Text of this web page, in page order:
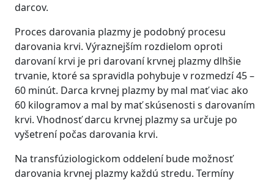
darcov.
Proces darovania plazmy je podobný procesu
darovania krvi. Výraznejším rozdielom oproti
darovaní krvi je pri darovaní krvnej plazmy dlhšie
trvanie, ktoré sa spravidla pohybuje v rozmedzí 45 –
60 minút. Darca krvnej plazmy by mal mať viac ako
60 kilogramov a mal by mať skúsenosti s darovaním
krvi. Vhodnosť darcu krvnej plazmy sa určuje po
vyšetrení počas darovania krvi.
Na transfúziologickom oddelení bude možnosť
darovania krvnej plazmy každú stredu. Termíny